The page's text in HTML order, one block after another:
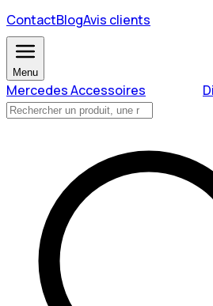
ContactBlogAvis clients
Menu
Mercedes Accessoires